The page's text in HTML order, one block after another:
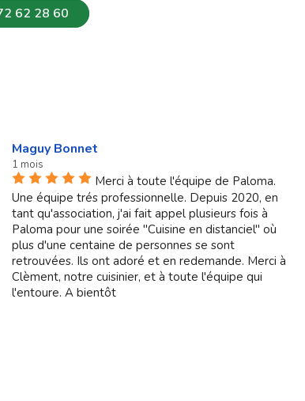
62 28 60
Maguy Bonnet
1 mois
Merci à toute l'équipe de Paloma.
Une équipe trés professionnelle. Depuis 2020, en
tant qu'association, j'ai fait appel plusieurs fois à
Paloma pour une soirée "Cuisine en distanciel" où
plus d'une centaine de personnes se sont
retrouvées. Ils ont adoré et en redemande. Merci à
Clèment, notre cuisinier, et à toute l'équipe qui
l'entoure. A bientôt